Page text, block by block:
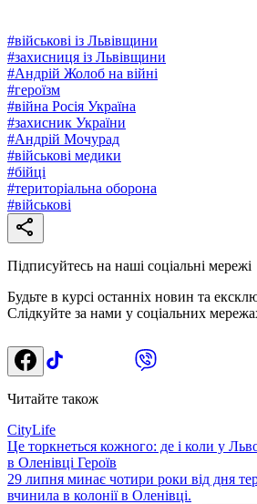
#військові із Львівщини
#захисниця із Львівщини
#Андрій Жолоб на війні
#героїзм
#війна Росія Україна
#захисник України
#Андрій Мочурад
#військові медики
#бійці
#територіальна оборона
#військові
Підписуйтесь на наші соціальні мережі
Будьте в курсі останніх новин та
Слідкуйте за нами у соціальних
Читайте також
CityLife
Це торкнеться кожного: де і коли у
в Оленівці Героїв
29 липня минає чотири роки від дня
вчинила в колонії в Оленівці.